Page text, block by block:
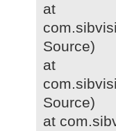
at
Source)
at
Source)
at